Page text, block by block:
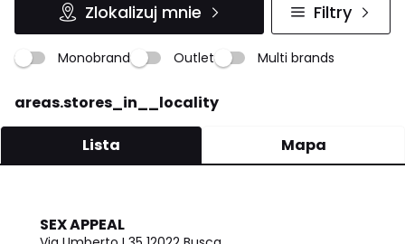
Zlokalizuj mnie Filtry
Monobrand Outlet Multi brands
areas.stores_in__locality
Lista Mapa
SEX APPEAL